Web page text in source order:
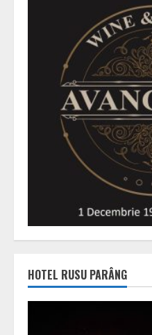
HOTEL RUSU PARÂNG